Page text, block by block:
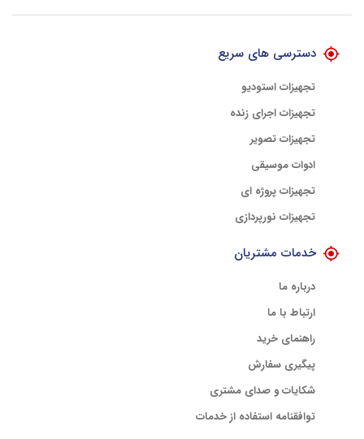
دسترسی های سریع
تجهیزات استودیو
تجهیزات اجرای زنده
تجهیزات تصویر
ادوات موسیقی
تجهیزات پروژه ای
تجهیزات نورپردازی
خدمات مشتریان
درباره ما
ارتباط با ما
راهنمای خرید
پیگیری سفارش
شکایات و صدای مشتری
توافقنامه استفاده از خدمات